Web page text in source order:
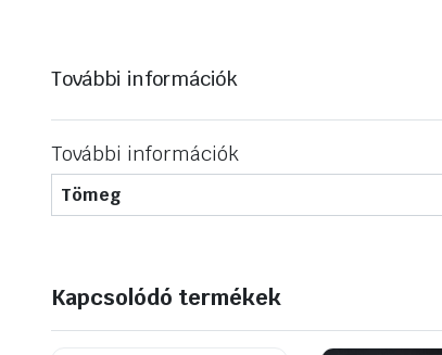
További információk
További információk
Tömeg
Kapcsolódó termékek